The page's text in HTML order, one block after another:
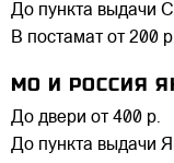
До пункта выдачи
В постамат от 200
МО И РОССИЯ
До двери от 400 р.
До пункта выдачи